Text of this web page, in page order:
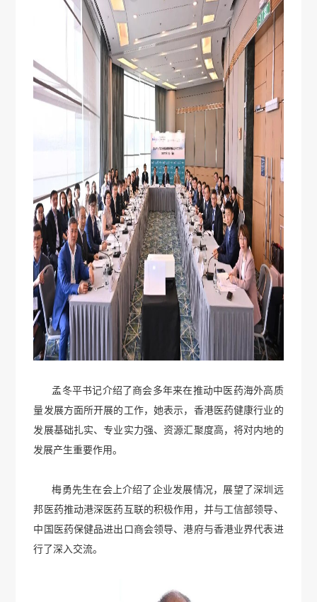
孟冬平书记介绍了商会多年来在推动中医药海外高质
量发展方面所开展的工作，她表示，香港医药健康行业的
发展基础扎实、专业实力强、资源汇聚度高，将对内地的
发展产生重要作用。
梅勇先生在会上介绍了企业发展情况，展望了深圳远
邦医药推动港深医药互联的积极作用，并与工信部领导、
中国医药保健品进出口商会领导、港府与香港业界代表进
行了深入交流。